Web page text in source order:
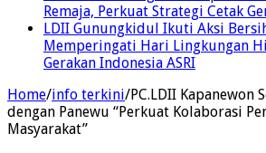
Remaja, Perkuat Strategi Cetak
LDII Gunungkidul Ikuti Aksi
Memperingati Hari Lingkungan
Gerakan Indonesia ASRI
Home/info terkini/PC.LDII Kapanewon
dengan Panewu “Perkuat Kolaborasi
Masyarakat”